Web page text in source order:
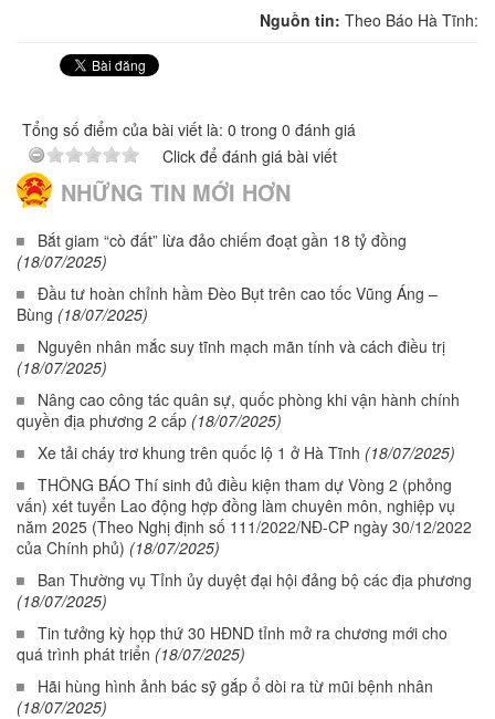
Nguồn tin: Theo Báo Hà Tĩnh:
Tổng số điểm của bài viết là: 0 trong 0 đánh giá
Click để đánh giá bài viết
NHỮNG TIN MỚI HƠN
Bắt giam “cò đất” lừa đảo chiếm đoạt gần 18 tỷ đồng
(18/07/2025)
Đầu tư hoàn chỉnh hầm Đèo Bụt trên cao tốc Vũng Áng –
Bùng (18/07/2025)
Nguyên nhân mắc suy tĩnh mạch mãn tính và cách điều trị
(18/07/2025)
Nâng cao công tác quân sự, quốc phòng khi vận hành chính
quyền địa phương 2 cấp (18/07/2025)
Xe tải cháy trơ khung trên quốc lộ 1 ở Hà Tĩnh (18/07/2025)
THÔNG BÁO Thí sinh đủ điều kiện tham dự Vòng 2 (phỏng
vấn) xét tuyển Lao động hợp đồng làm chuyên môn, nghiệp vụ
năm 2025 (Theo Nghị định số 111/2022/NĐ-CP ngày 30/12/2022
của Chính phủ) (18/07/2025)
Ban Thường vụ Tỉnh ủy duyệt đại hội đảng bộ các địa phương
(18/07/2025)
Tin tưởng kỳ họp thứ 30 HĐND tỉnh mở ra chương mới cho
quá trình phát triển (18/07/2025)
Hãi hùng hình ảnh bác sỹ gắp ổ dòi ra từ mũi bệnh nhân
(18/07/2025)